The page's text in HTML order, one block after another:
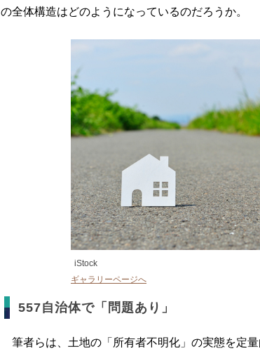
の全体構造はどのようになっているのだろうか。
iStock
ギャラリーページへ
557自治体で「問題あり」
筆者らは、土地の「所有者不明化」の実態を定